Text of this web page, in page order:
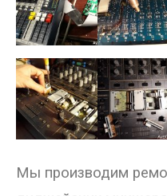
- Улучшение звучания
апгрейде
- Последствия
Реальный случай
- Аудиосистема для
инсталляции
- Покупка усилителя после
Мы производим